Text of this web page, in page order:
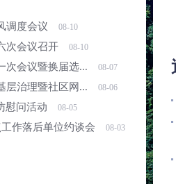
调度会议 08-10
次会议召开 08-10
次会议暨换届选... 08-07
层治理暨社区网... 08-06
慰问活动 08-05
作落后单位约谈会 08-03